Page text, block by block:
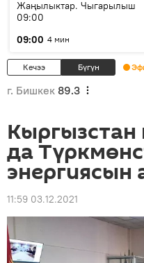
Жаңылыктар. Чыгарылыш
09:00
09:00 4 мин
Кечээ Бүгүн
г. Бишкек 89.3
да
энергиясын
11:59 03.12.2021